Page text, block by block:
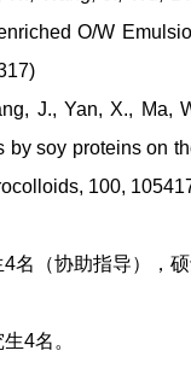
O/W
J., Yan, X., Ma,
by soy proteins on
100,
（协助指导），硕
4名。